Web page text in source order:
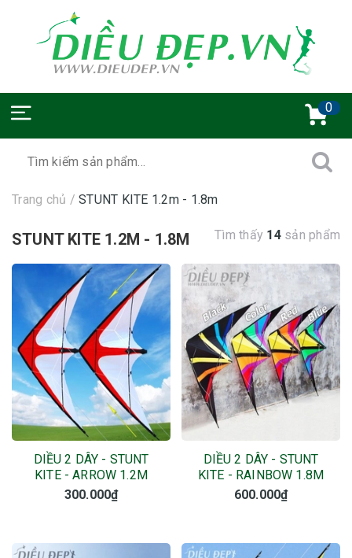
0
Trang chủ / STUNT KITE 1.2m - 1.8m
STUNT KITE 1.2M - 1.8M Tìm thấy 14sản phẩm
DIỀU 2 DÂY - STUNT
KITE - ARROW 1.2M
300.000₫
DIỀU 2 DÂY - STUNT
KITE - RAINBOW 1.8M
600.000₫